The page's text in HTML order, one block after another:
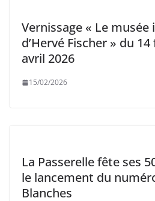
Vernissage « Le
d’Hervé Fischer » du
avril 2026
15/02/2026
La Passerelle fête ses
le lancement du
Blanches